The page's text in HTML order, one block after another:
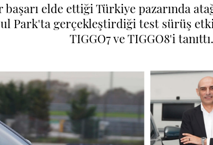
elde ettiği Türkiye pazarında
Park'ta gerçekleştirdiği test sürüş
TIGGO7 ve TIGGO8'i tanıttı.